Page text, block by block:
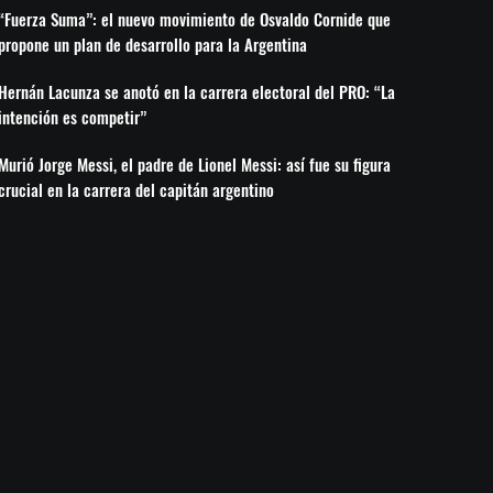
Suma”: el nuevo movimiento de Osvaldo Cornide que
un plan de desarrollo para la Argentina
Lacunza se anotó en la carrera electoral del PRO: “La
es competir”
Jorge Messi, el padre de Lionel Messi: así fue su figura
en la carrera del capitán argentino